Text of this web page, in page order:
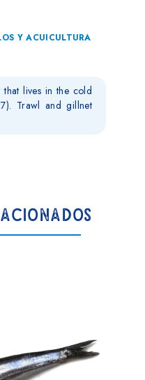
Y ACUICULTURA
lives in the cold
Trawl and gillnet